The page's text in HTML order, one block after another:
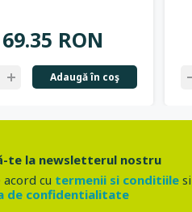
69.35 RON
Adaugă în coş
te la newsletterul nostru
acord cu termenii si conditiilesi
de confidentialitate